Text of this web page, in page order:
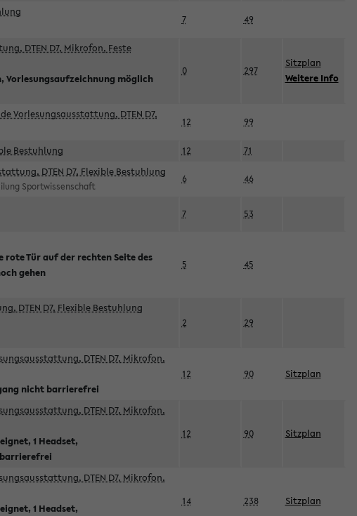
7 49
DTEN D7, Mikrofon, Feste
Vorlesungsaufzeichnung möglich
0 297
Sitzplan
Weitere Info
Vorlesungsausstattung, DTEN D7,
12 99
Bestuhlung 12 71
DTEN D7, Flexible Bestuhlung
Sportwissenschaft
6 46
7 53
rote Tür auf der rechten Seite des
gehen
5 45
DTEN D7, Flexible Bestuhlung
2 29
DTEN D7, Mikrofon,
nicht barrierefrei
12 90 Sitzplan
DTEN D7, Mikrofon,
1 Headset,
12 90 Sitzplan
DTEN D7, Mikrofon,
1 Headset,
14 238 Sitzplan